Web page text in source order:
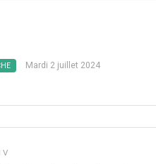
Mardi 2 juillet 2024